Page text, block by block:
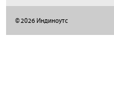
© 2026 Индиноутс